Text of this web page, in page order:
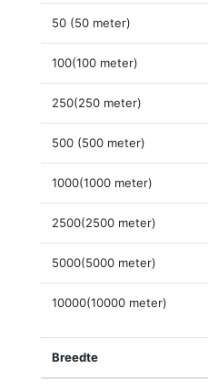
50 (50 meter)
100(100 meter)
250(250 meter)
500 (500 meter)
1000(1000 meter)
2500(2500 meter)
5000(5000 meter)
10000(10000 meter)
Breedte